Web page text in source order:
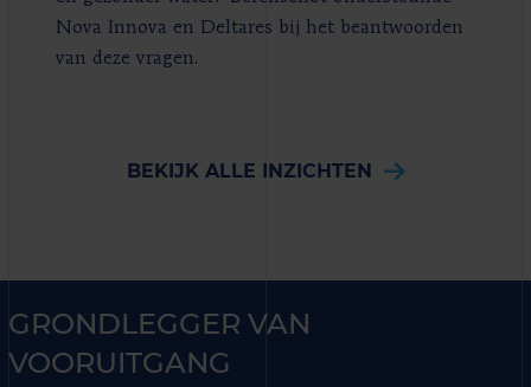
Nova Innova en Deltares bij het beantwoorden
van deze vragen.
BEKIJK ALLE INZICHTEN
GRONDLEGGER VAN
VOORUITGANG